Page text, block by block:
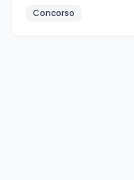
Concorso